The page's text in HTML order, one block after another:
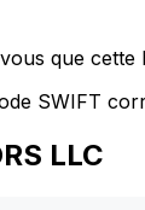
que
SWIFT
LLC